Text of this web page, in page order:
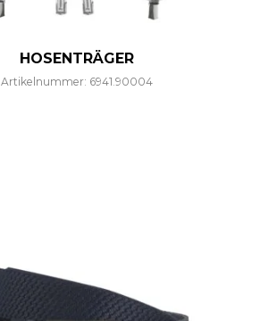
HOSENTRÄGER
Artikelnummer: 6941.90004